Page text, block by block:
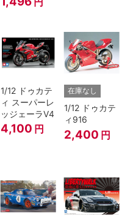
1/12 ドゥカテ
ィ スーパーレ
ッジェーラV4
4,100 円
在庫なし
1/12 ドゥカテ
ィ916
2,400 円